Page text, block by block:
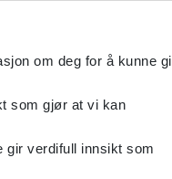
om deg for å kunne gi
som gjør at vi kan
gir verdifull innsikt som